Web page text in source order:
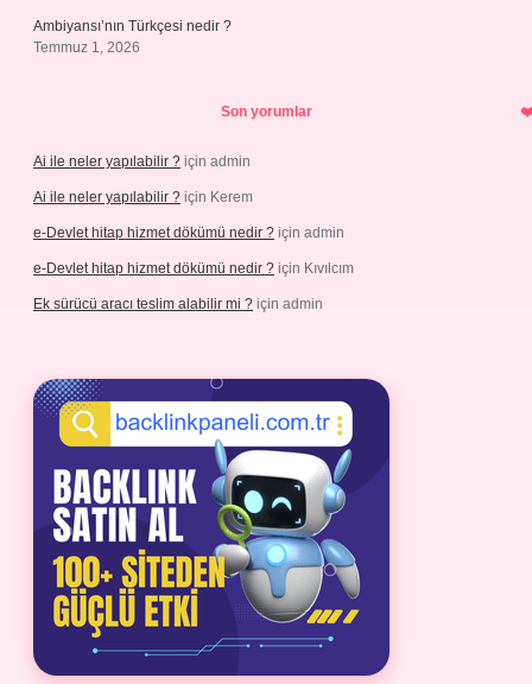
Ambiyansı’nın Türkçesi nedir ?
Temmuz 1, 2026
Son yorumlar
Ai ile neler yapılabilir ? için admin
Ai ile neler yapılabilir ? için Kerem
e-Devlet hitap hizmet dökümü nedir ? için admin
e-Devlet hitap hizmet dökümü nedir ? için Kıvılcım
Ek sürücü aracı teslim alabilir mi ? için admin